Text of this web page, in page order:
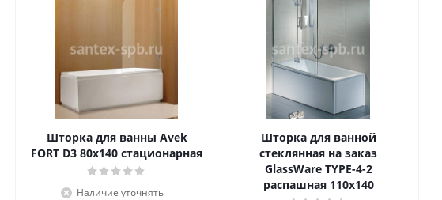
Шторка для ванны Avek
FORT D3 80х140 стационарная
Наличие уточнять
Шторка для ванной
стеклянная на заказ
GlassWare TYPE-4-2
распашная 110х140